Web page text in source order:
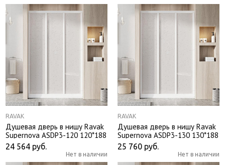
RAVAK
Душевая дверь в нишу Ravak
Supernova ASDP3-120 120*188
профиль белый, пластик Pearl
без поддона
24 564 руб.
Нет в наличии
RAVAK
Душевая дверь в нишу Ravak
Supernova ASDP3-130 130*188
профиль белый, пластик Pearl
без поддона
25 760 руб.
Нет в наличии